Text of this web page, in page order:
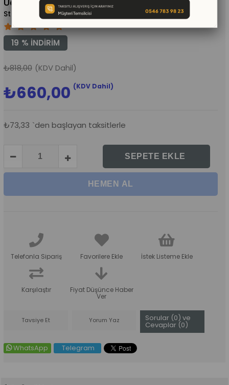
(KM111)
%
19 İNDIRIM
₺818,00 (KDV Dahil)
₺660,00 (KDV Dahil)
₺73,33 `den başlayan taksitlerle
Telefonla Sipariş Favorilere Ekle İstek Listeme Ekle
Karşılaştır Fiyat Düşünce Haber
Ver
Tavsiye Et Yorum Yaz Sorular (0) ve
Cevaplar (0)
WhatsApp Telegram